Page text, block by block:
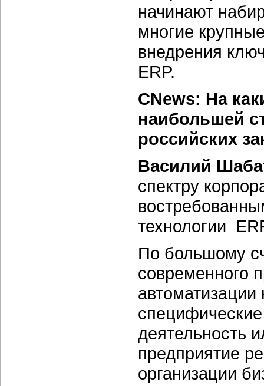
начинают
многие
внедрения
ERP.
CNews: На
наибольшей
российских
Василий
спектру
технологии
По большому
современного
деятельность
предприятие
организации